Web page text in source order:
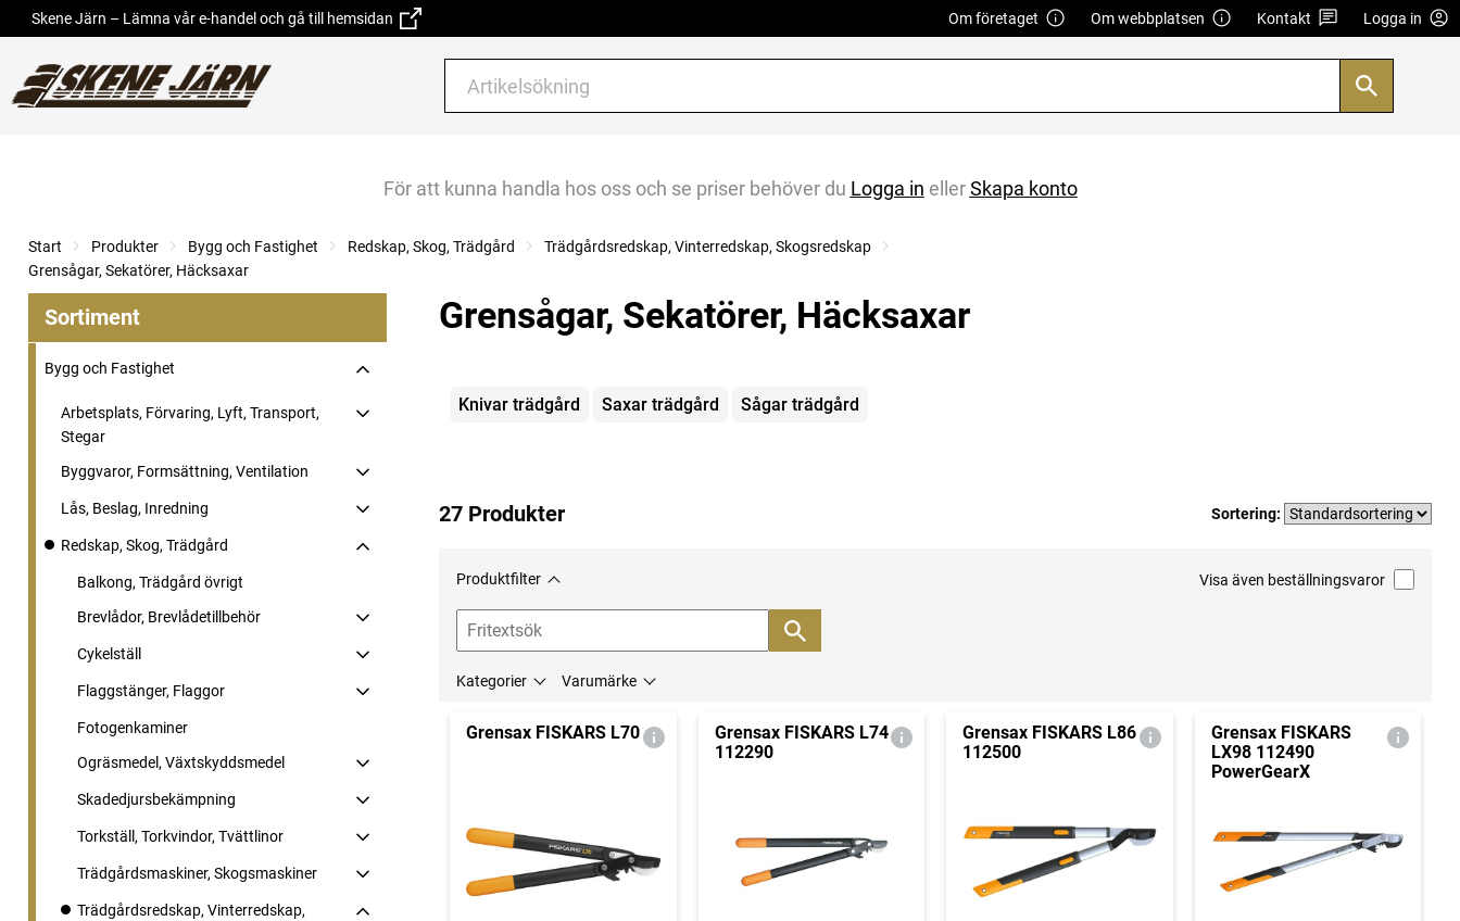
Skene Järn – Lämna vår e-handel och gå till hemsidan Om företaget Om webbplatsen Kontakt Logga in
För att kunna handla hos oss och se priser behöver du Logga in ellerSkapa konto
Start Produkter Bygg och Fastighet Redskap, Skog, Trädgård
Trädgårdsredskap, Vinterredskap, Skogsredskap
Grensågar, Sekatörer, Häcksaxar
Sortiment
Bygg och Fastighet
Arbetsplats, Förvaring, Lyft, Transport,
Stegar
Byggvaror, Formsättning, Ventilation
Lås, Beslag, Inredning
Redskap, Skog, Trädgård
Balkong, Trädgård övrigt
Brevlådor, Brevlådetillbehör
Cykelställ
Flaggstänger, Flaggor
Fotogenkaminer
Ogräsmedel, Växtskyddsmedel
Skadedjursbekämpning
Torkställ, Torkvindor, Tvättlinor
Trädgårdsmaskiner, Skogsmaskiner
Trädgårdsredskap, Vinterredskap,
Grensågar, Sekatörer, Häcksaxar
Kategorier
Knivar trädgård Saxar trädgård Sågar trädgård
27 Produkter Sortering:
Produktfilter Visa även beställningsvaror
Kategorier Varumärke
Grensax FISKARS L70
Grensax FISKARS L74
112290
Grensax FISKARS L86
112500
Grensax FISKARS
LX98 112490
PowerGearX